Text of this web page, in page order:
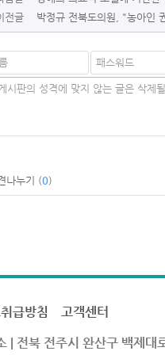
전글 박정규 전북도의원, "농아인
나누기 (0)
급방침 고객센터
| 전북 전주시 완산구 백제